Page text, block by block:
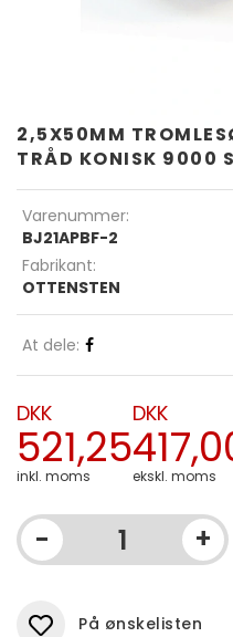
2,5X50MM
TRÅD KONISK 9000
Varenummer:
BJ21APBF-2
Fabrikant:
OTTENSTEN
At dele:
521,25
DKK
inkl. moms
DKK
ekskl. moms
- +
På ønskelisten